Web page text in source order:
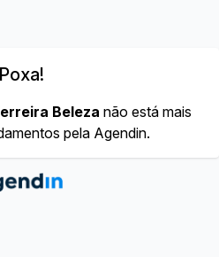
Poxa!
Beleza não está mais
pela Agendin.